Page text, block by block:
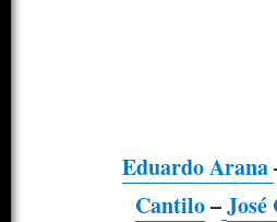
Eduardo Arana
Cantilo–